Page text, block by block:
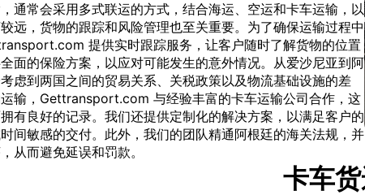
通常会采用多式联运的方式，结合海运、空运和卡车运输，以
远，货物的跟踪和风险管理也至关重要。为了确保运输过程中
提供实时跟踪服务，让客户随时了解货物的位置
面的保险方案，以应对可能发生的意外情况。从爱沙尼亚到阿
虑到两国之间的贸易关系、关税政策以及物流基础设施的差
输，Gettransport.com 与经验丰富的卡车运输公司合作，这
有良好的记录。我们还提供定制化的解决方案，以满足客户的
间敏感的交付。此外，我们的团队精通阿根廷的海关法规，并
从而避免延误和罚款。
卡车